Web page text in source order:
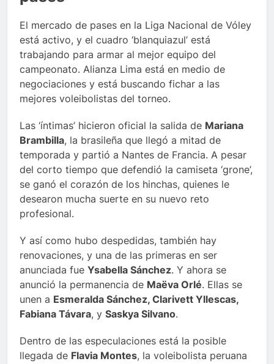
El mercado de pases en la Liga Nacional de Vóley
está activo, y el cuadro ‘blanquiazul’ está
trabajando para armar al mejor equipo del
campeonato. Alianza Lima está en medio de
negociaciones y está buscando fichar a las
mejores voleibolistas del torneo.
Las ‘íntimas’ hicieron oficial la salida de Mariana
Brambilla, la brasileña que llegó a mitad de
temporada y partió a Nantes de Francia. A pesar
del corto tiempo que defendió la camiseta ‘grone’,
se ganó el corazón de los hinchas, quienes le
desearon mucha suerte en su nuevo reto
profesional.
Y así como hubo despedidas, también hay
renovaciones, y una de las primeras en ser
anunciada fue Ysabella Sánchez. Y ahora se
anunció la permanencia de Maëva Orlé. Ellas se
unen a Esmeralda Sánchez, Clarivett Yllescas,
Fabiana Távara, y Saskya Silvano.
Dentro de las especulaciones está la posible
llegada de Flavia Montes, la voleibolista peruana